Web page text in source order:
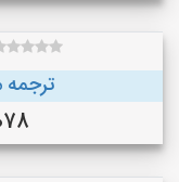
ترجمه